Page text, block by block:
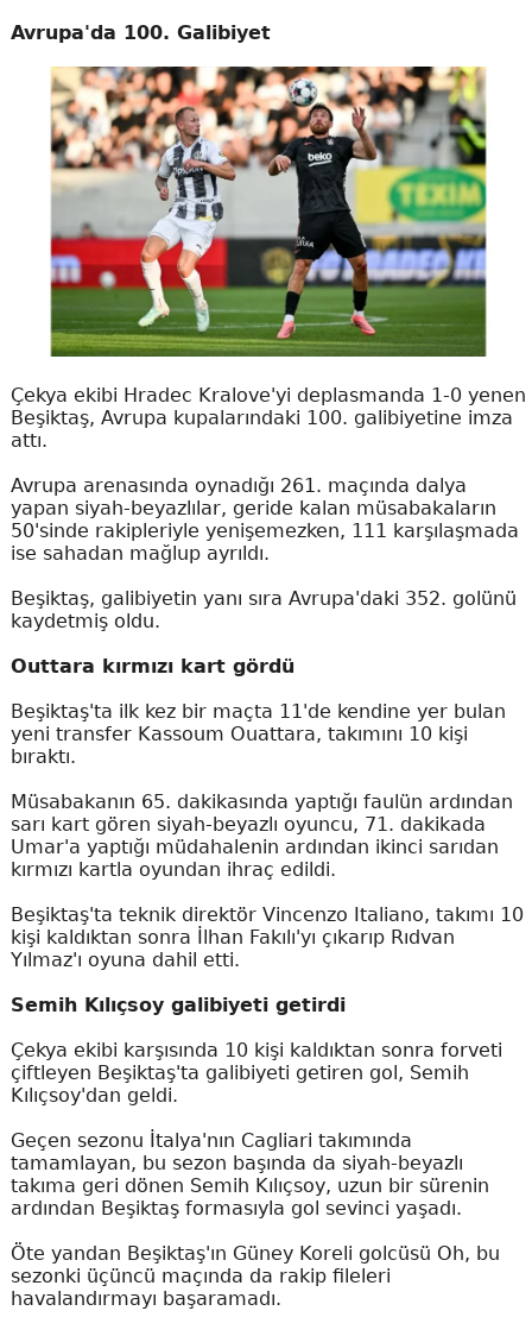
Avrupa'da 100. Galibiyet
Çekya ekibi Hradec Kralove'yi deplasmanda 1-0 yenen
Beşiktaş, Avrupa kupalarındaki 100. galibiyetine imza
attı.
Avrupa arenasında oynadığı 261. maçında dalya
yapan siyah-beyazlılar, geride kalan müsabakaların
50'sinde rakipleriyle yenişemezken, 111 karşılaşmada
ise sahadan mağlup ayrıldı.
Beşiktaş, galibiyetin yanı sıra Avrupa'daki 352. golünü
kaydetmiş oldu.
Outtara kırmızı kart gördü
Beşiktaş'ta ilk kez bir maçta 11'de kendine yer bulan
yeni transfer Kassoum Ouattara, takımını 10 kişi
bıraktı.
Müsabakanın 65. dakikasında yaptığı faulün ardından
sarı kart gören siyah-beyazlı oyuncu, 71. dakikada
Umar'a yaptığı müdahalenin ardından ikinci sarıdan
kırmızı kartla oyundan ihraç edildi.
Beşiktaş'ta teknik direktör Vincenzo Italiano, takımı 10
kişi kaldıktan sonra İlhan Fakılı'yı çıkarıp Rıdvan
Yılmaz'ı oyuna dahil etti.
Semih Kılıçsoy galibiyeti getirdi
Çekya ekibi karşısında 10 kişi kaldıktan sonra forveti
çiftleyen Beşiktaş'ta galibiyeti getiren gol, Semih
Kılıçsoy'dan geldi.
Geçen sezonu İtalya'nın Cagliari takımında
tamamlayan, bu sezon başında da siyah-beyazlı
takıma geri dönen Semih Kılıçsoy, uzun bir sürenin
ardından Beşiktaş formasıyla gol sevinci yaşadı.
Öte yandan Beşiktaş'ın Güney Koreli golcüsü Oh, bu
sezonki üçüncü maçında da rakip fileleri
havalandırmayı başaramadı.